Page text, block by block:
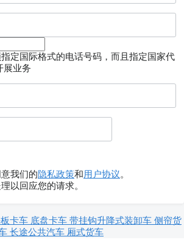
定国际格式的电话号码，而且指定国家代
展业务
我们的隐私政策和用户协议。
以回应您的请求。
卡车 底盘卡车 带挂钩升降式装卸车 侧帘货
长途公共汽车 厢式货车